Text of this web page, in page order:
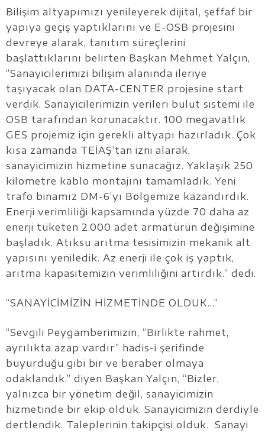
Bilişim altyapımızı yenileyerek dijital, şeffaf bir
yapıya geçiş yaptıklarını ve E-OSB projesini
devreye alarak, tanıtım süreçlerini
başlattıklarını belirten Başkan Mehmet Yalçın,
“Sanayicilerimizi bilişim alanında ileriye
taşıyacak olan DATA-CENTER projesine start
verdik. Sanayicilerimizin verileri bulut sistemi ile
OSB tarafından korunacaktır. 100 megavatlık
GES projemiz için gerekli altyapı hazırladık. Çok
kısa zamanda TEİAŞ’tan izni alarak,
sanayicimizin hizmetine sunacağız. Yaklaşık 250
kilometre kablo montajını tamamladık. Yeni
trafo binamız DM-6’yı Bölgemize kazandırdık.
Enerji verimliliği kapsamında yüzde 70 daha az
enerji tüketen 2.000 adet armatürün değişimine
başladık. Atıksu arıtma tesisimizin mekanik alt
yapısını yeniledik. Az enerji ile çok iş yaptık,
arıtma kapasitemizin verimliliğini artırdık.” dedi.
“SANAYİCİMİZİN HİZMETİNDE OLDUK…”
“Sevgili Peygamberimizin, “Birlikte rahmet,
ayrılıkta azap vardır” hadis-i şerifinde
buyurduğu gibi bir ve beraber olmaya
odaklandık.” diyen Başkan Yalçın, “Bizler,
yalnızca bir yönetim değil, sanayicimizin
hizmetinde bir ekip olduk. Sanayicimizin derdiyle
dertlendik. Taleplerinin takipçisi olduk. Sanayi